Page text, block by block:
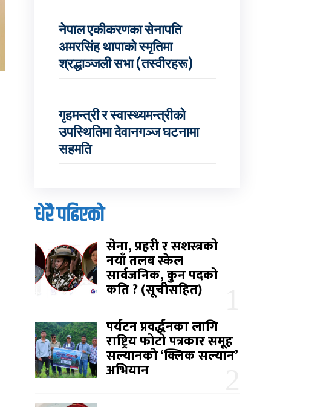
नेपाल एकीकरणका सेनापति
अमरसिंह थापाको स्मृतिमा
श्रद्धाञ्जली सभा (तस्वीरहरू)
गृहमन्त्री र स्वास्थ्यमन्त्रीको
उपस्थितिमा देवानगञ्ज घटनामा
सहमति
धेरै पढिएको
सेना, प्रहरी र सशस्त्रको
नयाँ तलब स्केल
सार्वजनिक, कुन पदको
कति ? (सूचीसहित)
पर्यटन प्रवर्द्धनका लागि
राष्ट्रिय फोटो पत्रकार समूह
सल्यानको ‘क्लिक सल्यान’
अभियान